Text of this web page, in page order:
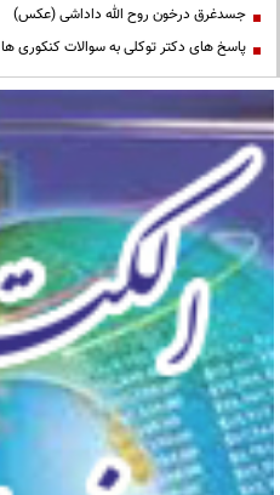
جسدغرق درخون روح الله داداشی (عکس)
پاسخ های دکتر توکلی به سوالات کنکوری ها